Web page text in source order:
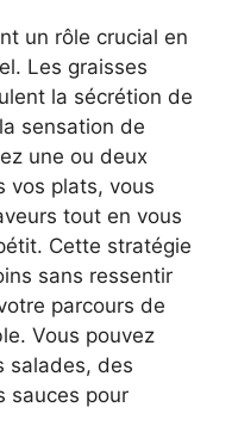
un rôle crucial en
Les graisses
la sécrétion de
sensation de
une ou deux
vos plats, vous
tout en vous
Cette stratégie
sans ressentir
parcours de
Vous pouvez
salades, des
sauces pour